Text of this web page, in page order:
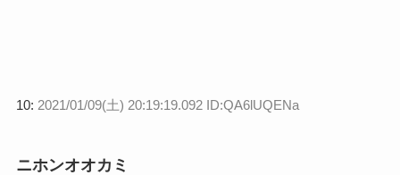
10: 2021/01/09(土) 20:19:19.092 ID:QA6lUQENa
ニホンオオカミ